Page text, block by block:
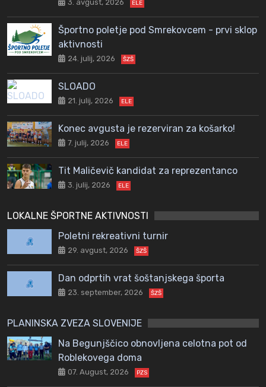
3. avgust, 2026 ELE
Športno poletje pod Smrekovcem - prvi sklop
aktivnosti
24. julij, 2026 ŠZŠ
SLOADO
21. julij, 2026 ELE
Konec avgusta je rezerviran za košarko!
7. julij, 2026 ELE
Tit Maličevič kandidat za reprezentanco
3. julij, 2026 ELE
LOKALNE ŠPORTNE AKTIVNOSTI
Poletni rekreativni turnir
29. avgust, 2026 ŠZŠ
Dan odprtih vrat šoštanjskega športa
23. september, 2026 ŠZŠ
PLANINSKA ZVEZA SLOVENIJE
Na Begunjščico obnovljena celotna pot od
Roblekovega doma
07. August, 2026 PZS